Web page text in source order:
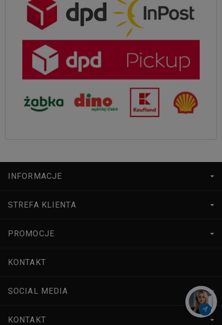
INFORMACJE
STREFA KLIENTA
PROMOCJE
KONTAKT
SOCIAL MEDIA
KONTAKT